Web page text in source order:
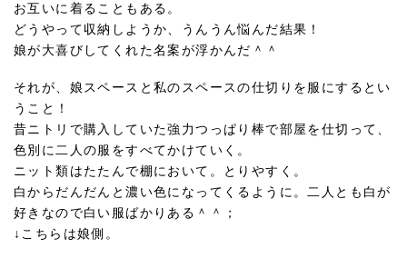
お互いに着ることもある。
どうやって収納しようか、うんうん悩んだ結果！
娘が大喜びしてくれた名案が浮かんだ＾＾
それが、娘スペースと私のスペースの仕切りを服にするとい
うこと！
昔ニトリで購入していた強力つっぱり棒で部屋を仕切って、
色別に二人の服をすべてかけていく。
ニット類はたたんで棚において。とりやすく。
白からだんだんと濃い色になってくるように。二人とも白が
好きなので白い服ばかりある＾＾；
↓こちらは娘側。